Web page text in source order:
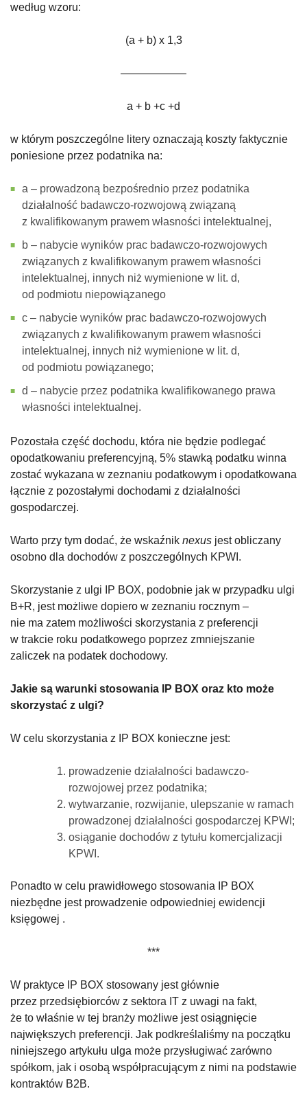
według wzoru:
(a + b) x 1,3
——————
a + b +c +d
w którym poszczególne litery oznaczają koszty faktycznie
poniesione przez podatnika na:
a – prowadzoną bezpośrednio przez podatnika
działalność badawczo-rozwojową związaną
z kwalifikowanym prawem własności intelektualnej,
b – nabycie wyników prac badawczo-rozwojowych
związanych z kwalifikowanym prawem własności
intelektualnej, innych niż wymienione w lit. d,
od podmiotu niepowiązanego
c – nabycie wyników prac badawczo-rozwojowych
związanych z kwalifikowanym prawem własności
intelektualnej, innych niż wymienione w lit. d,
od podmiotu powiązanego;
d – nabycie przez podatnika kwalifikowanego prawa
własności intelektualnej.
Pozostała część dochodu, która nie będzie podlegać
opodatkowaniu preferencyjną, 5% stawką podatku winna
zostać wykazana w zeznaniu podatkowym i opodatkowana
łącznie z pozostałymi dochodami z działalności
gospodarczej.
Warto przy tym dodać, że wskaźnik nexus jest obliczany
osobno dla dochodów z poszczególnych KPWI.
Skorzystanie z ulgi IP BOX, podobnie jak w przypadku ulgi
B+R, jest możliwe dopiero w zeznaniu rocznym –
nie ma zatem możliwości skorzystania z preferencji
w trakcie roku podatkowego poprzez zmniejszanie
zaliczek na podatek dochodowy.
Jakie są warunki stosowania IP BOX oraz kto może
skorzystać z ulgi?
W celu skorzystania z IP BOX konieczne jest:
prowadzenie działalności badawczo-
rozwojowej przez podatnika;
wytwarzanie, rozwijanie, ulepszanie w ramach
prowadzonej działalności gospodarczej KPWI;
osiąganie dochodów z tytułu komercjalizacji
KPWI.
Ponadto w celu prawidłowego stosowania IP BOX
niezbędne jest prowadzenie odpowiedniej ewidencji
księgowej .
***
W praktyce IP BOX stosowany jest głównie
przez przedsiębiorców z sektora IT z uwagi na fakt,
że to właśnie w tej branży możliwe jest osiągnięcie
największych preferencji. Jak podkreślaliśmy na początku
niniejszego artykułu ulga może przysługiwać zarówno
spółkom, jak i osobą współpracującym z nimi na podstawie
kontraktów B2B.